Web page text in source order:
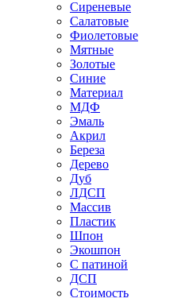
Сиреневые
Салатовые
Фиолетовые
Мятные
Золотые
Синие
Материал
МДФ
Эмаль
Акрил
Береза
Дерево
Дуб
ЛДСП
Массив
Пластик
Шпон
Экошпон
С патиной
ДСП
Стоимость